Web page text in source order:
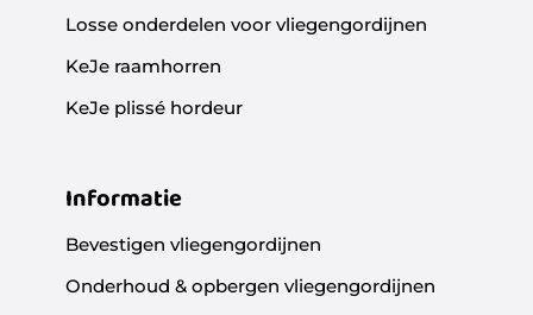
Losse onderdelen voor vliegengordijnen
KeJe raamhorren
KeJe plissé hordeur
Informatie
Bevestigen vliegengordijnen
Onderhoud & opbergen vliegengordijnen